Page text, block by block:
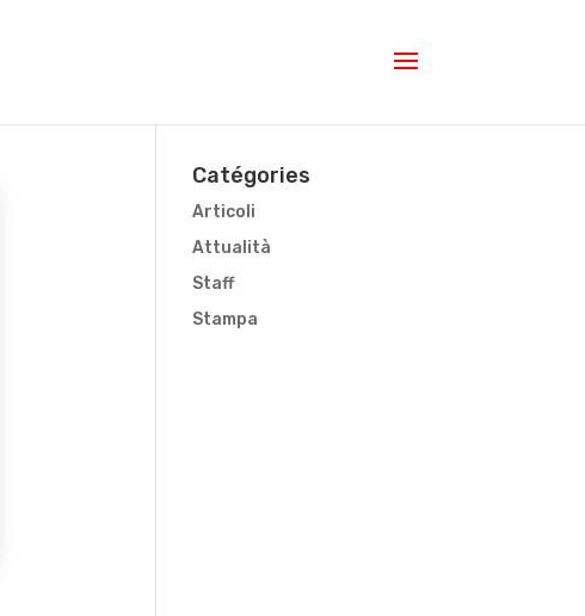
Catégories
Articoli
Attualità
Staff
Stampa